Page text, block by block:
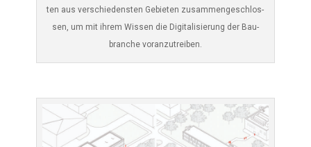
ten aus ver­schie­dens­ten Gebie­ten zusam­men­ge­schlos­
sen, um mit ihrem Wis­sen die Digi­ta­li­sie­rung der Bau­
bran­che voranzutreiben.